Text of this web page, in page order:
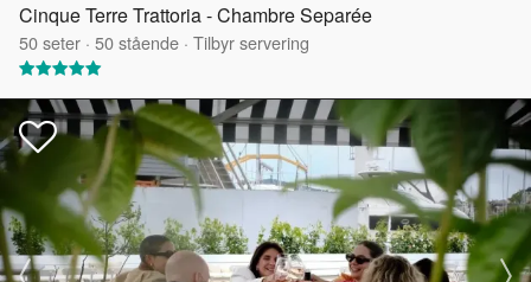
Cinque Terre Trattoria - Chambre Separée
50seter · 50stående · Tilbyr servering